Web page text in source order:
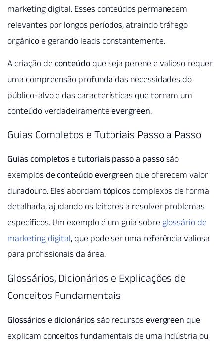
marketing digital. Esses conteúdos permanecem
relevantes por longos períodos, atraindo tráfego
orgânico e gerando leads constantemente.
A criação de conteúdo que seja perene e valioso requer
uma compreensão profunda das necessidades do
público-alvo e das características que tornam um
conteúdo verdadeiramente evergreen.
Guias Completos e Tutoriais Passo a Passo
Guias completos e tutoriais passo a passo são
exemplos de conteúdo evergreen que oferecem valor
duradouro. Eles abordam tópicos complexos de forma
detalhada, ajudando os leitores a resolver problemas
específicos. Um exemplo é um guia sobre glossário de
marketing digital, que pode ser uma referência valiosa
para profissionais da área.
Glossários, Dicionários e Explicações de
Conceitos Fundamentais
Glossários e dicionários são recursos evergreen que
explicam conceitos fundamentais de uma indústria ou